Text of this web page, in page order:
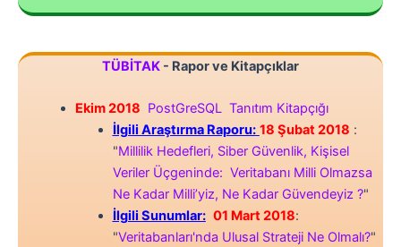
TÜBİTAK - Rapor ve Kitapçıklar
Ekim 2018 PostGreSQL Tanıtım Kitapçığı
İlgili Araştırma Raporu: 18 Şubat 2018 :
"Millilik Hedefleri, Siber Güvenlik, Kişisel
Veriler Üçgeninde: Veritabanı Milli Olmazsa
Ne Kadar Milli’yiz, Ne Kadar Güvendeyiz ?"
İlgili Sunumlar: 01 Mart 2018:
"Veritabanları'nda Ulusal Strateji Ne Olmalı?"